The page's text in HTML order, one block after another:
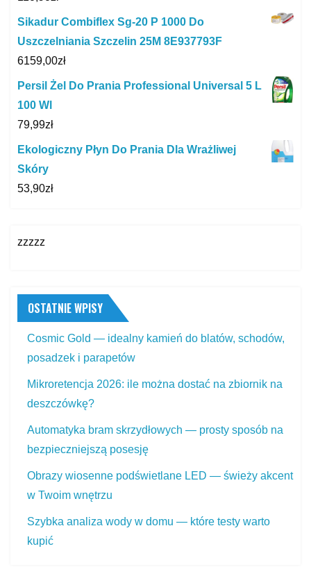
Sikadur Combiflex Sg-20 P 1000 Do
Uszczelniania Szczelin 25M 8E937793F
6159,00zł
Persil Żel Do Prania Professional Universal 5 L
100 Wl
79,99zł
Ekologiczny Płyn Do Prania Dla Wrażliwej
Skóry
53,90zł
zzzzz
OSTATNIE WPISY
Cosmic Gold — idealny kamień do blatów, schodów,
posadzek i parapetów
Mikroretencja 2026: ile można dostać na zbiornik na
deszczówkę?
Automatyka bram skrzydłowych — prosty sposób na
bezpieczniejszą posesję
Obrazy wiosenne podświetlane LED — świeży akcent
w Twoim wnętrzu
Szybka analiza wody w domu — które testy warto
kupić